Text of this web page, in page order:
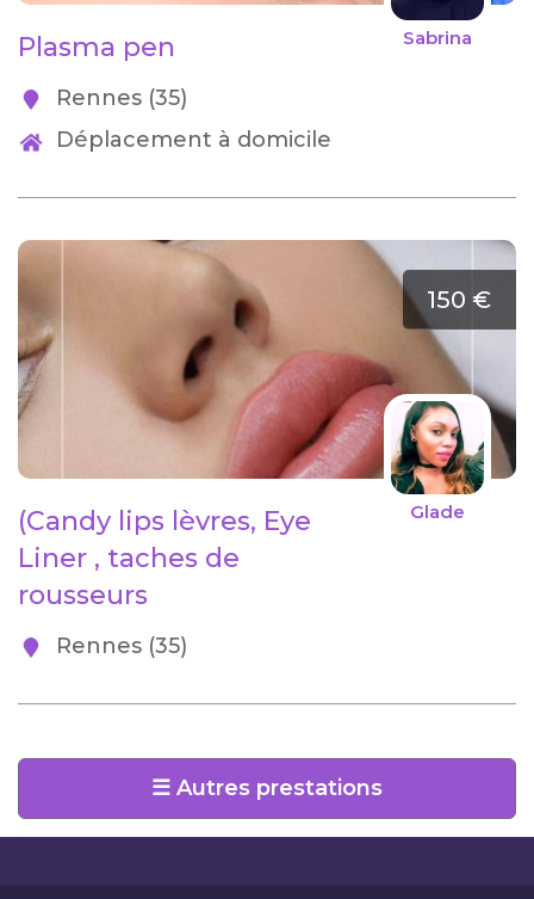
Sabrina
Plasma pen
Rennes (35)
Déplacement à domicile
150 €
Glade
(Candy lips lèvres, Eye
Liner , taches de
rousseurs
Rennes (35)
☰ Autres prestations